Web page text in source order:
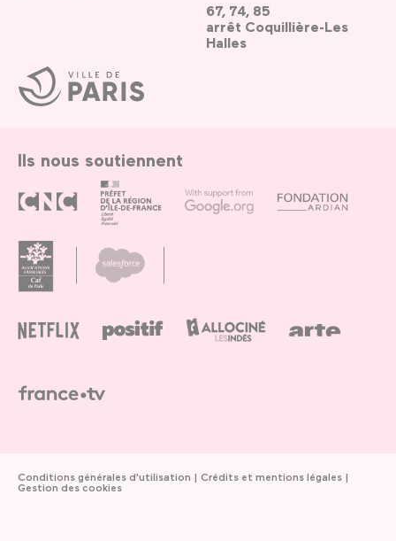
Ville
de
Paris
67, 74, 85
arrêt Coquillière-Les
Halles
Ils nous soutiennent
Conditions générales d'utilisation
Crédits et mentions légales
Gestion des cookies